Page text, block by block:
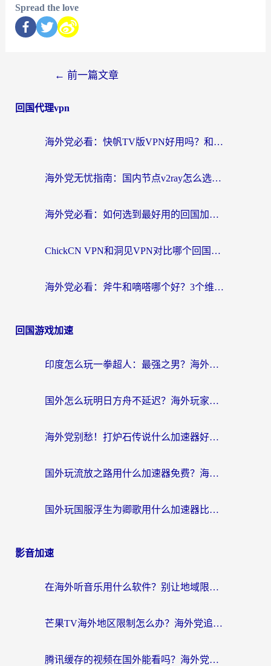
Spread the love
← 前一篇文章
回国代理vpn
海外党必看：快帆TV版VPN好用吗？和快游VPN对比哪个回国效果更好？附实用避坑指南
海外党无忧指南：国内节点v2ray怎么选？一键回国VPN+多场景实测帮你避坑
海外党必看：如何选到最好用的回国加速器？从节点到售后的全维度指南
ChickCN VPN和洞见VPN对比哪个回国效果更好？海外党亲测3款加速器+避坑指南
海外党必看：斧牛和嘀嗒哪个好？3个维度教你选对回国加速器
回国游戏加速
印度怎么玩一拳超人：最强之男？海外党国服游戏加速避坑指南
国外怎么玩明日方舟不延迟？海外玩家国服游戏加速终极指南（附DNF梦幻诛仙解决方案）
海外党别愁！打炉石传说什么加速器好用？3个实用技巧解决国服游戏卡顿
国外玩流放之路用什么加速器免费？海外党亲测有效的国服游戏加速指南
国外玩国服浮生为卿歌用什么加速器比较好？海外党亲测不踩坑指南
影音加速
在海外听音乐用什么软件？别让地域限制断了你的华语歌单
芒果TV海外地区限制怎么办？海外党追剧看片的实用加速器选择指南
腾讯缓存的视频在国外能看吗？海外党追剧看片的终极解决方案